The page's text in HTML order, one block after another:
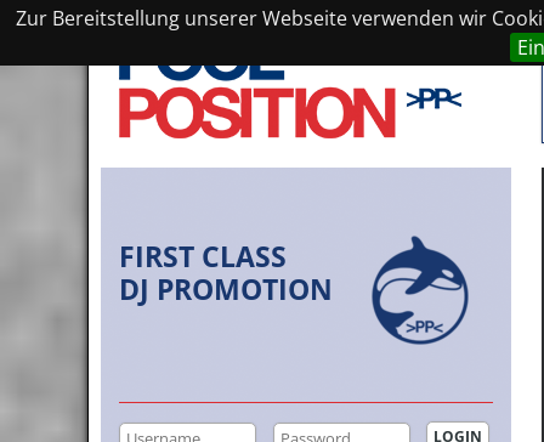
Zur Bereitstellung unserer Webseite verwenden wir
FIRST CLASS
DJ PROMOTION